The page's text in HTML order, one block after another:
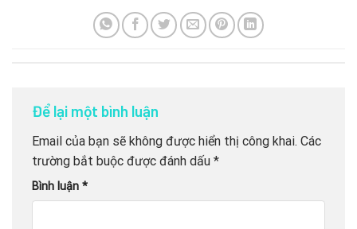
Để lại một bình luận
Email của bạn sẽ không được hiển thị công khai. Các
trường bắt buộc được đánh dấu *
Bình luận *